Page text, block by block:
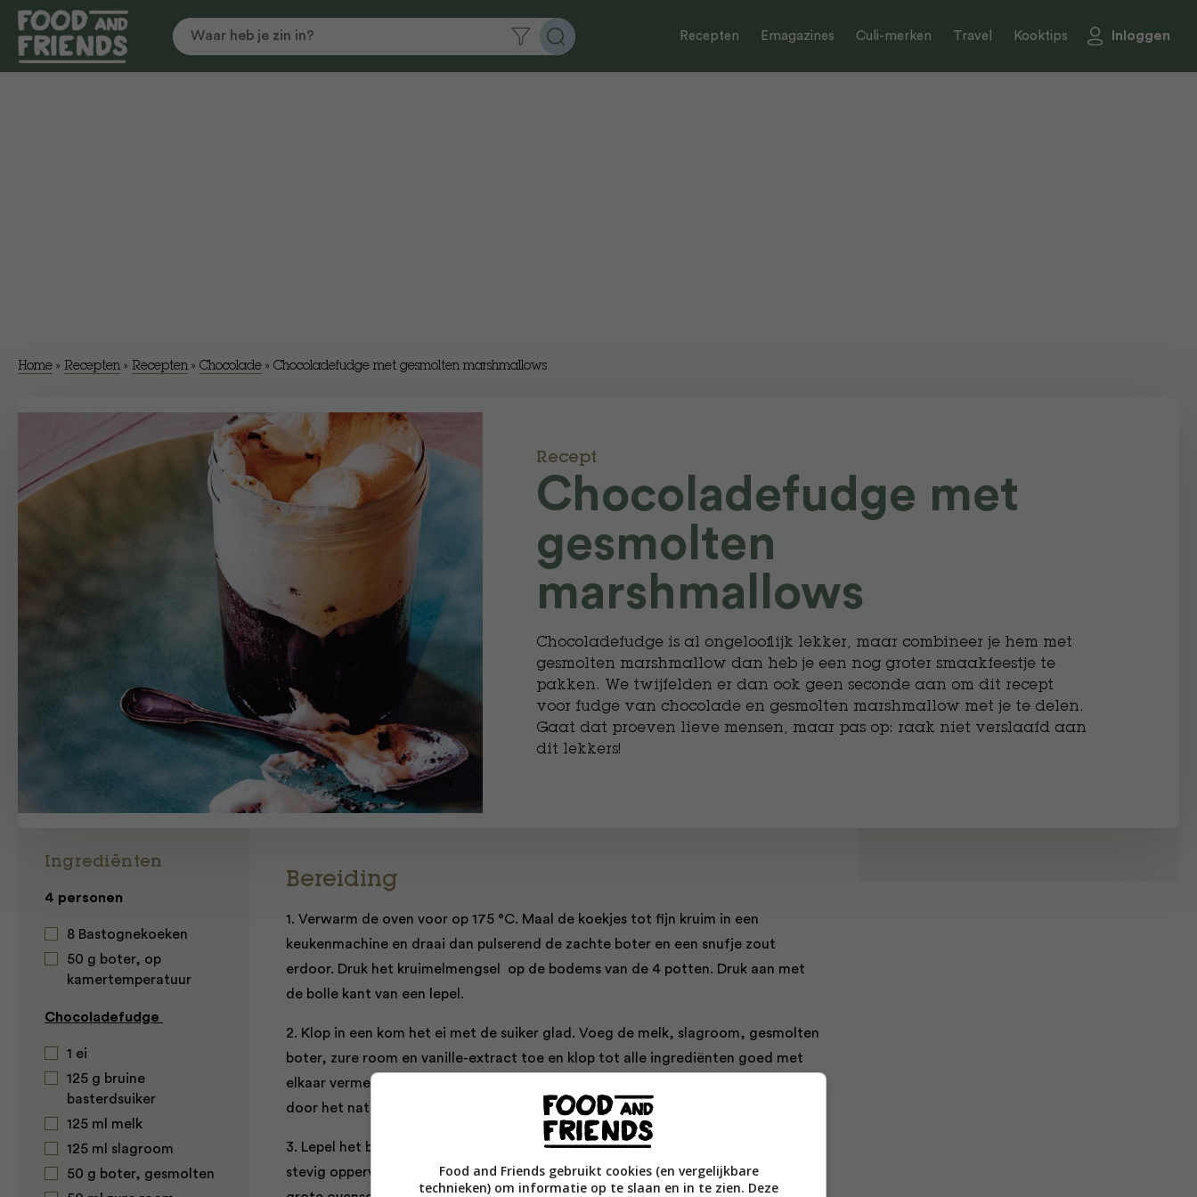
Recepten Emagazines Culi-merken Travel Kooktips Inloggen
Home » Recepten » Recepten » Chocolade » Chocoladefudge met gesmolten marshmallows
Recept
Chocoladefudge met
gesmolten
marshmallows
Chocoladefudge is al ongelooflijk lekker, maar combineer je hem met
gesmolten marshmallow dan heb je een nog groter smaakfeestje te
pakken. We twijfelden er dan ook geen seconde aan om dit recept
voor fudge van chocolade en gesmolten marshmallow met je te delen.
Gaat dat proeven lieve mensen, maar pas op: raak niet verslaafd aan
dit lekkers!
Ingrediënten
4 personen
8 Bastognekoeken
50 g boter, op
kamertemperatuur
Chocoladefudge
1 ei
125 g bruine
basterdsuiker
125 ml melk
125 ml slagroom
50 g boter, gesmolten
Bereiding
1. Verwarm de oven voor op 175 °C. Maal de koekjes tot fijn kruim in een
keukenmachine en draai dan pulserend de zachte boter en een snufje zout
erdoor. Druk het kruimelmengsel op de bodems van de 4 potten. Druk aan met
de bolle kant van een lepel.
2. Klop in een kom het ei met de suiker glad. Voeg de melk, slagroom, gesmolten
boter, zure room en vanille-extract toe en klop tot alle ingrediënten goed met
elkaar vermengd zijn. Zeef de droge ingrediënten boven de kom en schep ze
door het natte mengsel. Meng met een spatel tot een glad beslag.
3. Lepel het beslag op de kruimelbodems in de potten. Tik de potten op een
stevig oppervlak zodat het beslag zich gelijkmatig verdeelt. Zet de potten in een
Food and Friends gebruikt cookies (en vergelijkbare
technieken) om informatie op te slaan en in te zien. Deze